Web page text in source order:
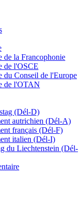
de la Francophonie
de l'OSCE
du Conseil de l'Europe
de l'OTAN
(Dél-D)
autrichien (Dél-A)
français (Dél-F)
italien (Dél-I)
du Liechtenstein (Dél-